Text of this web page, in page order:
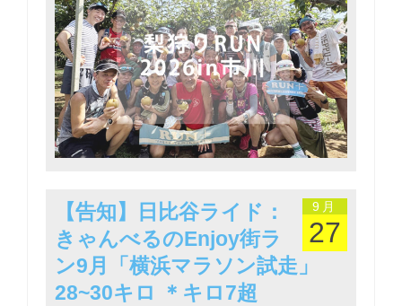
9月
27
【告知】日比谷ライド：
きゃんべるのEnjoy街ラ
ン9月「横浜マラソン試走」
28~30キロ ＊キロ7超